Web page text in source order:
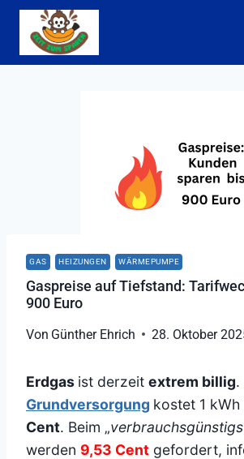
Zum
Inhalt
springen
GAS HEIZUNGEN WÄRMEPUMPE
Gaspreise auf Tiefstand:
900 Euro
Von Günther Ehrich 28. Oktober
Erdgas ist derzeit extrem billig.
Grundversorgung kostet 1
Cent. Beim „
werden 9,53 Cent gefordert,